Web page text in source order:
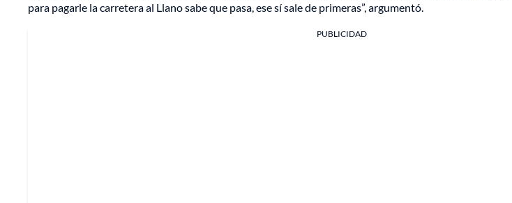
para pagarle la carretera al Llano sabe que pasa, ese sí sale de primeras”, argumentó.
PUBLICIDAD